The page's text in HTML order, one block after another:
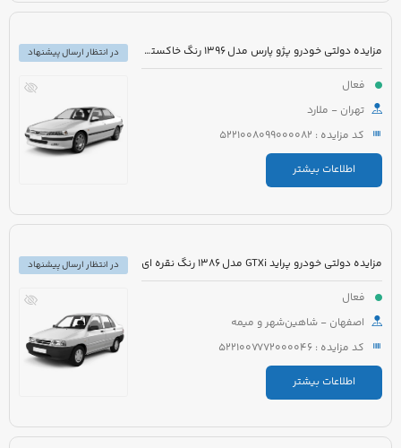
مزایده دولتی خودرو پژو پارس مدل 1396 رنگ خاکستری متالیک
فعال
تهران - ملارد
کد مزایده : 5221008099000082
اطلاعات بیشتر
در انتظار ارسال پیشنهاد
مزایده دولتی خودرو پراید GTXi مدل 1386 رنگ نقره ای
فعال
اصفهان - شاهین‌شهر و میمه
کد مزایده : 5221007772000046
اطلاعات بیشتر
در انتظار ارسال پیشنهاد